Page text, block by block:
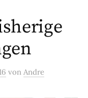
von Andre